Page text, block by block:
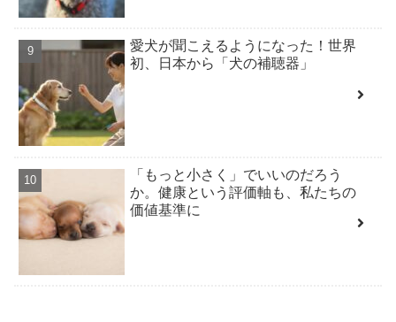
愛犬が聞こえるようになった！世界
初、日本から「犬の補聴器」
「もっと小さく」でいいのだろう
か。健康という評価軸も、私たちの
価値基準に